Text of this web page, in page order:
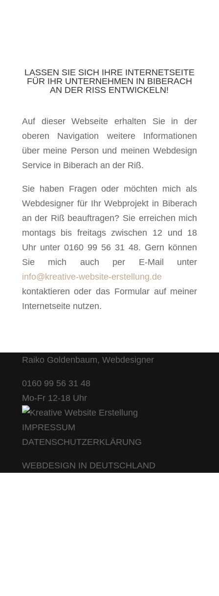
LASSEN SIE SICH IHRE INTERNETSEITE
FÜR IHR UNTERNEHMEN IN BIBERACH
AN DER RISS ENTWICKELN!
Auf dieser Webseite erhalten Sie in der
oberen Navigation weitere Informationen
über meine Person und meinen Webdesign
Service in Biberach an der Riß.
Sie haben Fragen oder möchten mich als
Webdesigner für Ihr Webprojekt in Biberach
an der Riß beauftragen? Sie erreichen mich
montags bis freitags zwischen 12 und 18
Uhr unter 0160 99 56 31 48. Gern können
Sie mich auch per E-Mail unter
info@kreative-website-erstellung.de
kontaktieren oder das Formular auf meiner
Internetseite nutzen.
Raiko Goldenbaum, Webdesigner
0160 99 56 31 48
Mo-Fr 12-18 Uhr
IMPRESSUM
DATENSCHUTZERKLÄRUNG
WEBDESIGN IN DEUTSCHLAND